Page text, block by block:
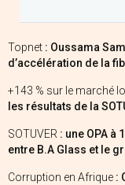
Topnet : Oussama
d’accélération de la
+143 % sur le marché
les résultats de la
SOTUVER : une OPA
entre B.A Glass et le
Corruption en Afrique :